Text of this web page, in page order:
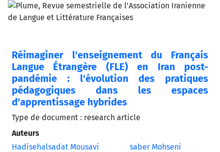
Réimaginer l'enseignement du Français
Langue Étrangère (FLE) en Iran post-
pandémie : l'évolution des pratiques
pédagogiques dans les espaces
d'apprentissage hybrides
Type de document : research article
Auteurs
Hadisehalsadat Mousavi
saber Mohseni